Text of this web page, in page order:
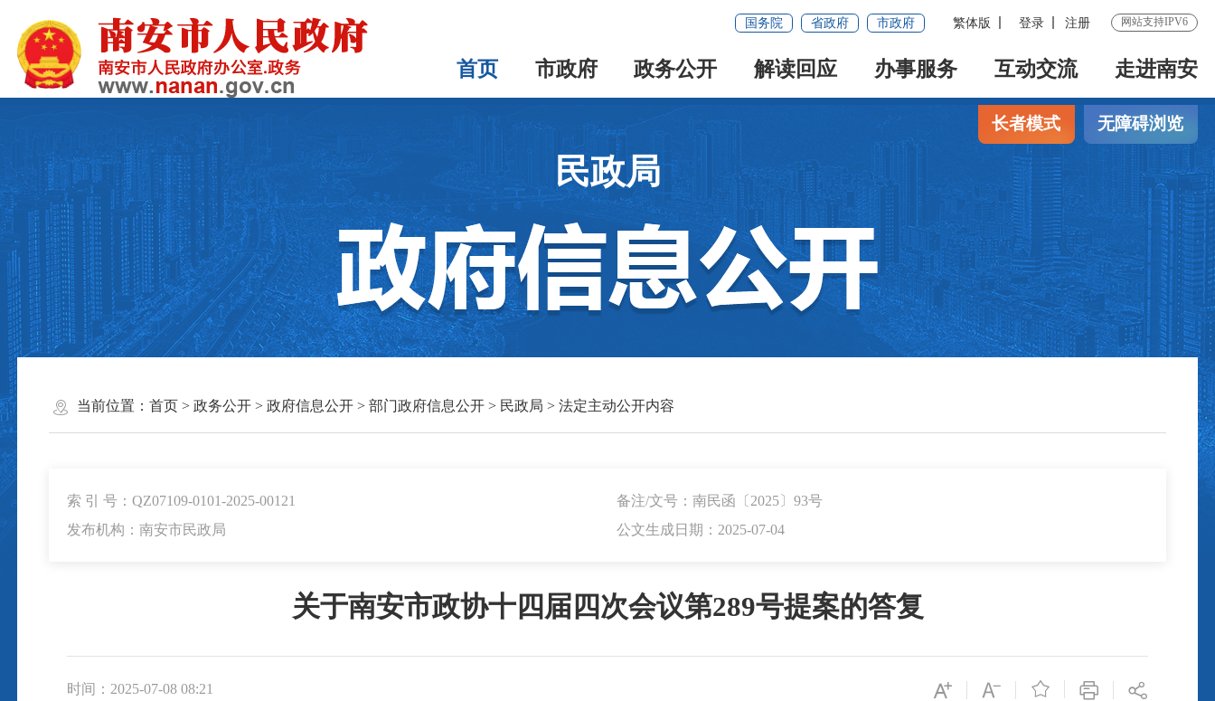
国务院 省政府 市政府 繁体版 登录 注册 网站支持IPV6
首页 市政府 政务公开 解读回应 办事服务 互动交流 走进南安
长者模式 无障碍浏览
民政局
当前位置： 首页> 政务公开> 政府信息公开> 部门政府信息公开> 民政局 > 法定主动公开内容
索 引 号：QZ07109-0101-2025-00121
备注/文号：南民函〔2025〕93号
发布机构：南安市民政局
公文生成日期：2025-07-04
关于南安市政协十四届四次会议第289号提案的答复
时间：2025-07-08 08:21 